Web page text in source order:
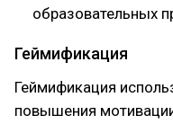
образовательных
Геймификация
Геймификация
повышения